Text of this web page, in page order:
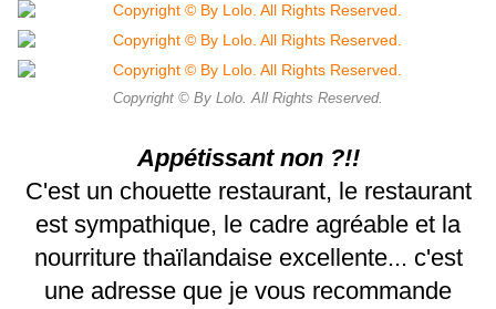
Copyright © By Lolo. All Rights Reserved.
Appétissant non ?!!
C'est un chouette restaurant, le restaurant
est sympathique, le cadre agréable et la
nourriture thaïlandaise excellente... c'est
une adresse que je vous recommande